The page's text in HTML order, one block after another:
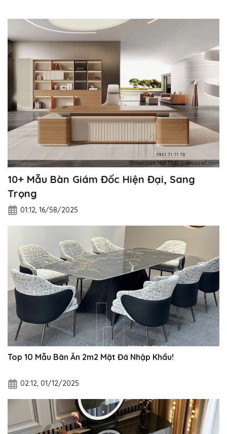
10+ Mẫu Bàn Giám Đốc Hiện Đại, Sang
Trọng
01:12, 16/58/2025
Top 10 Mẫu Bàn Ăn 2m2 Mặt Đá Nhập Khẩu!
02:12, 01/12/2025